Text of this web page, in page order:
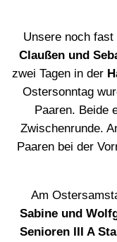
Unsere noch fast
Claußen und
zwei Tagen in der
Ostersonntag
Paaren. Beide
Zwischenrunde.
Paaren bei der
Am
Sabine und
Senioren III A